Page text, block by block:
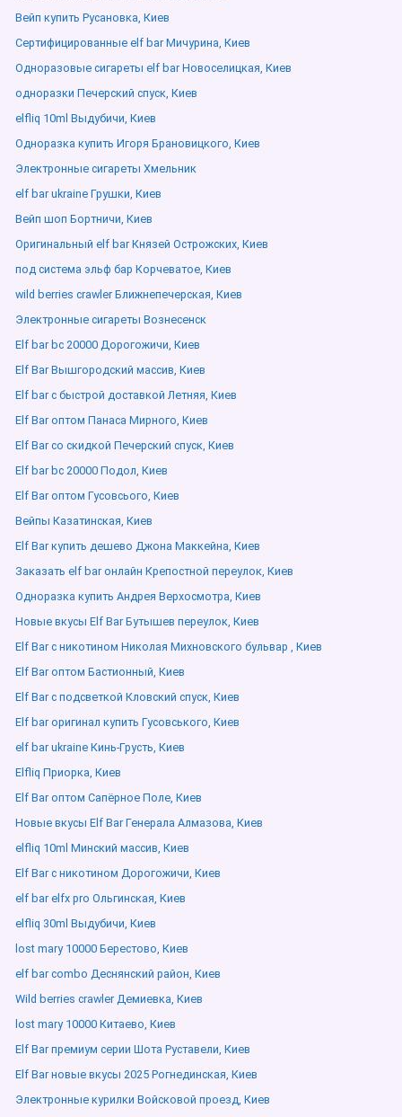
Вейп купить Русановка, Киев
Сертифицированные elf bar Мичурина, Киев
Одноразовые сигареты elf bar Новоселицкая, Киев
одноразки Печерский спуск, Киев
elfliq 10ml Выдубичи, Киев
Одноразка купить Игоря Брановицкого, Киев
Электронные сигареты Хмельник
elf bar ukraine Грушки, Киев
Вейп шоп Бортничи, Киев
Оригинальный elf bar Князей Острожских, Киев
под система эльф бар Корчеватое, Киев
wild berries crawler Ближнепечерская, Киев
Электронные сигареты Вознесенск
Elf bar bc 20000 Дорогожичи, Киев
Elf Bar Вышгородский массив, Киев
Elf bar с быстрой доставкой Летняя, Киев
Elf Bar оптом Панаса Мирного, Киев
Elf Bar со скидкой Печерский спуск, Киев
Elf bar bc 20000 Подол, Киев
Elf Bar оптом Гусовсього, Киев
Вейпы Казатинская, Киев
Elf Bar купить дешево Джона Маккейна, Киев
Заказать elf bar онлайн Крепостной переулок, Киев
Одноразка купить Андрея Верхосмотра, Киев
Новые вкусы Elf Bar Бутышев переулок, Киев
Elf Bar с никотином Николая Михновского бульвар , Киев
Elf Bar оптом Бастионный, Киев
Elf Bar с подсветкой Кловский спуск, Киев
Elf bar оригинал купить Гусовського, Киев
elf bar ukraine Кинь-Грусть, Киев
Elfliq Приорка, Киев
Elf Bar оптом Сапёрное Поле, Киев
Новые вкусы Elf Bar Генерала Алмазова, Киев
elfliq 10ml Минский массив, Киев
Elf Bar с никотином Дорогожичи, Киев
elf bar elfx pro Ольгинская, Киев
elfliq 30ml Выдубичи, Киев
lost mary 10000 Берестово, Киев
elf bar combo Деснянский район, Киев
Wild berries crawler Демиевка, Киев
lost mary 10000 Китаево, Киев
Elf Bar премиум серии Шота Руставели, Киев
Elf Bar новые вкусы 2025 Рогнединская, Киев
Электронные курилки Войсковой проезд, Киев